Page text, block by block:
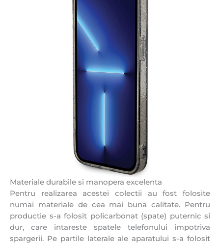
Materiale durabile si manopera excelenta
Pentru realizarea acestei colectii au fost folosite
numai materiale de cea mai buna calitate. Pentru
productie s-a folosit policarbonat (spate) puternic si
dur, care intareste spatele telefonului impotriva
spargerii. Pe partile laterale ale aparatului s-a folosit